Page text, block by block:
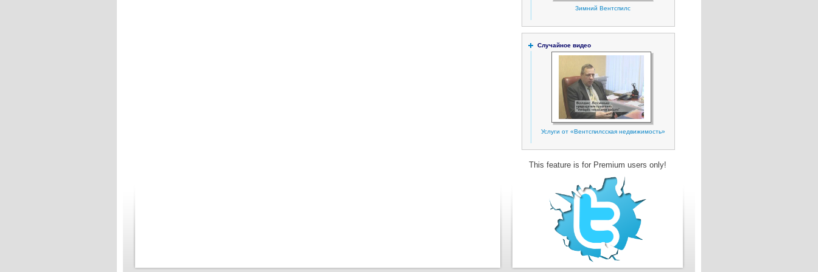
Зимний Вентспилс
Случайное видео
Услуги от «Вентспилсская недвижимость»
This feature is for Premium users only!